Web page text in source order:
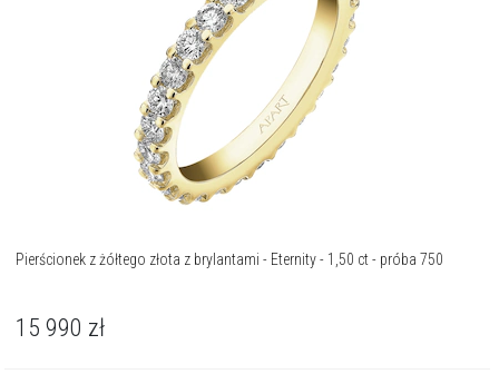
Pierścionek z żółtego złota z brylantami - Eternity - 1,50 ct - próba 750
15 990 zł